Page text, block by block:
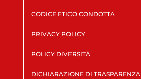
CODICE ETICO CONDOTTA
PRIVACY POLICY
POLICY DIVERSITÀ
DICHIARAZIONE DI TRASPARENZA